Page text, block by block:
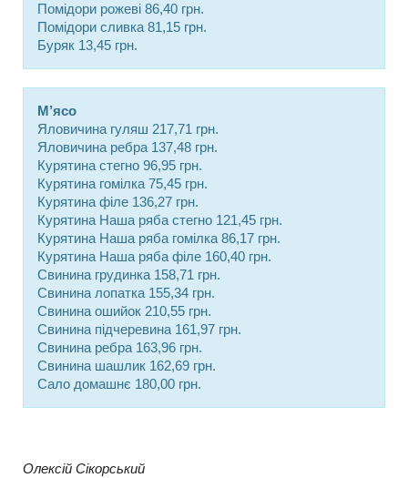
Помідори рожеві 86,40 грн.
Помідори сливка 81,15 грн.
Буряк 13,45 грн.
М’ясо
Яловичина гуляш 217,71 грн.
Яловичина ребра 137,48 грн.
Курятина стегно 96,95 грн.
Курятина гомілка 75,45 грн.
Курятина філе 136,27 грн.
Курятина Наша ряба стегно 121,45 грн.
Курятина Наша ряба гомілка 86,17 грн.
Курятина Наша ряба філе 160,40 грн.
Свинина грудинка 158,71 грн.
Свинина лопатка 155,34 грн.
Свинина ошийок 210,55 грн.
Свинина підчеревина 161,97 грн.
Свинина ребра 163,96 грн.
Свинина шашлик 162,69 грн.
Сало домашнє 180,00 грн.
Олексій Сікорський